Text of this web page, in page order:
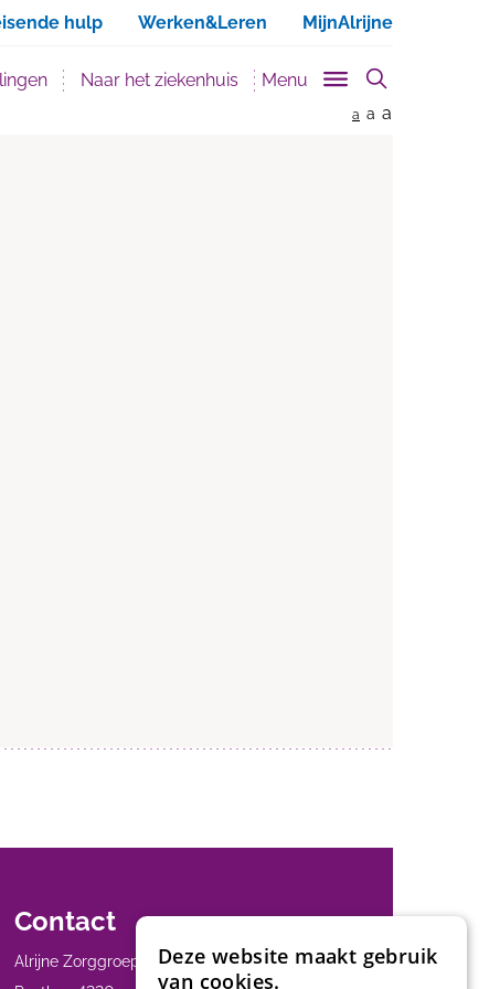
hulp Werken&Leren MijnAlrijne
Naar het ziekenhuis Menu
a a a
Contact
Alrijne Zorggroep
Deze website maakt gebruik
van cookies.